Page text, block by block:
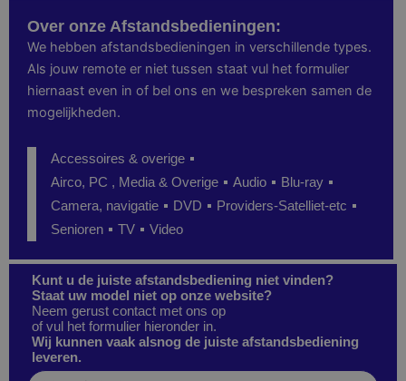
Over onze Afstandsbedieningen:
We hebben afstandsbedieningen in verschillende types.
Als jouw remote er niet tussen staat vul het formulier
hiernaast even in of bel ons en we bespreken samen de
mogelijkheden.
Accessoires & overige
Airco, PC , Media & Overige
Audio
Blu-ray
Camera, navigatie
DVD
Providers-Satelliet-etc
Senioren
TV Video
Kunt u de juiste afstandsbediening niet vinden?
Staat uw model niet op onze website?
Neem gerust contact met ons op
of vul het formulier hieronder in.
Wij kunnen vaak alsnog de juiste afstandsbediening
leveren.